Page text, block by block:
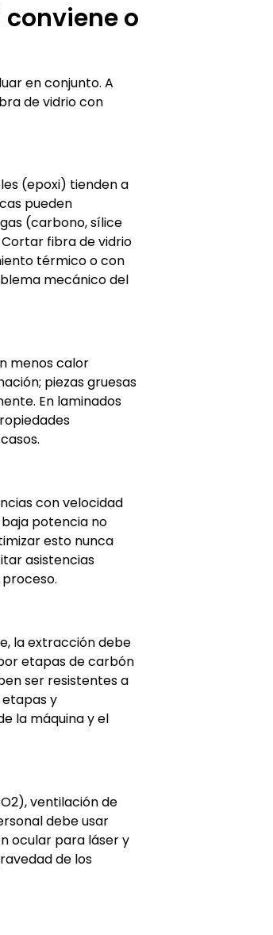
o
en conjunto. A
de vidrio con
(epoxi) tienden a
pueden
(carbono, sílice
fibra de vidrio
térmico o con
mecánico del
menos calor
piezas gruesas
En laminados
con velocidad
potencia no
esto nunca
asistencias
la extracción debe
etapas de carbón
ser resistentes a
etapas y
la máquina y el
ventilación de
debe usar
ocular para láser y
de los